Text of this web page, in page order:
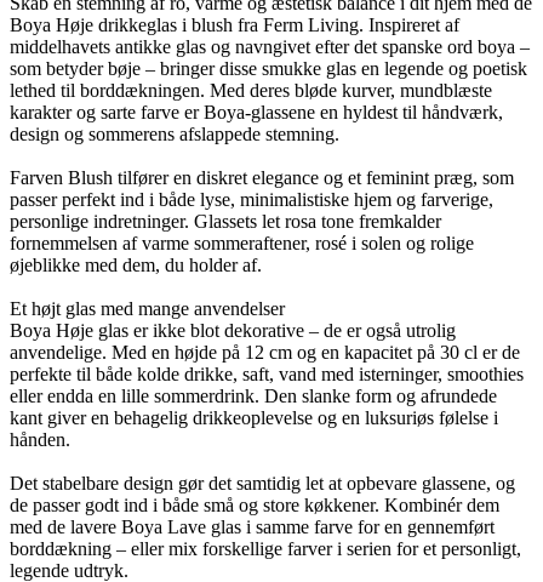
Boya Høje drikkeglas i blush fra Ferm Living. Inspireret af
middelhavets antikke glas og navngivet efter det spanske ord boya –
som betyder bøje – bringer disse smukke glas en legende og poetisk
lethed til borddækningen. Med deres bløde kurver, mundblæste
karakter og sarte farve er Boya-glassene en hyldest til håndværk,
design og sommerens afslappede stemning.
Farven Blush tilfører en diskret elegance og et feminint præg, som
passer perfekt ind i både lyse, minimalistiske hjem og farverige,
personlige indretninger. Glassets let rosa tone fremkalder
fornemmelsen af varme sommeraftener, rosé i solen og rolige
øjeblikke med dem, du holder af.
Et højt glas med mange anvendelser
Boya Høje glas er ikke blot dekorative – de er også utrolig
anvendelige. Med en højde på 12 cm og en kapacitet på 30 cl er de
perfekte til både kolde drikke, saft, vand med isterninger, smoothies
eller endda en lille sommerdrink. Den slanke form og afrundede
kant giver en behagelig drikkeoplevelse og en luksuriøs følelse i
hånden.
Det stabelbare design gør det samtidig let at opbevare glassene, og
de passer godt ind i både små og store køkkener. Kombinér dem
med de lavere Boya Lave glas i samme farve for en gennemført
borddækning – eller mix forskellige farver i serien for et personligt,
legende udtryk.